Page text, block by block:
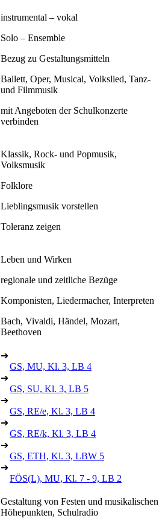
instrumental – vokal
Solo – Ensemble
Bezug zu Gestaltungsmitteln
Ballett, Oper, Musical, Volkslied, Tanz-
und Filmmusik
mit Angeboten der Schulkonzerte
verbinden
Klassik, Rock- und Popmusik,
Volksmusik
Folklore
Lieblingsmusik vorstellen
Toleranz zeigen
Leben und Wirken
regionale und zeitliche Bezüge
Komponisten, Liedermacher, Interpreten
Bach, Vivaldi, Händel, Mozart,
Beethoven
➔
GS, MU, Kl. 3, LB 4
➔
GS, SU, Kl. 3, LB 5
➔
GS, RE/e, Kl. 3, LB 4
➔
GS, RE/k, Kl. 3, LB 4
➔
GS, ETH, Kl. 3, LBW 5
➔
FÖS(L), MU, Kl. 7 - 9, LB 2
Gestaltung von Festen und musikalischen
Höhepunkten, Schulradio